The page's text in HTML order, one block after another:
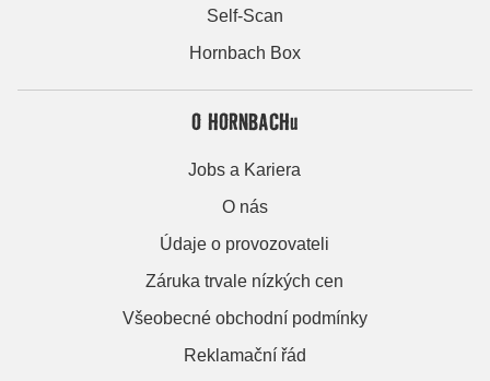
Self-Scan
Hornbach Box
O HORNBACHu
Jobs a Kariera
O nás
Údaje o provozovateli
Záruka trvale nízkých cen
Všeobecné obchodní podmínky
Reklamační řád